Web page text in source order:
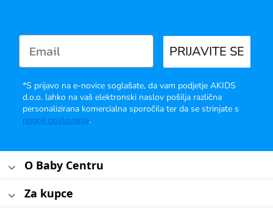
PRIJAVITE SE
*S prijavo na e-novice soglašate, da vam podjetje AKIDS
d.o.o. lahko na vaš elektronski naslov pošilja različna
personalizirana komercialna sporočila ter da se strinjate s
pogoji poslovanja.
O Baby Centru
Za kupce